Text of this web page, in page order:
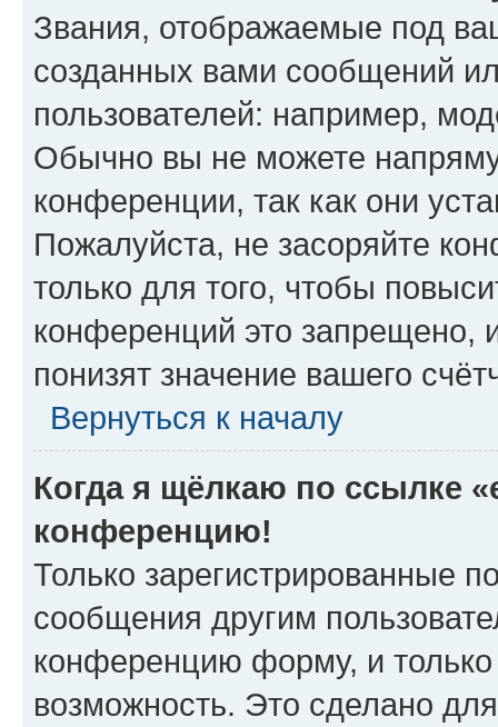
Звания, отображаемые под
созданных вами сообщений
пользователей: например,
Обычно вы не можете
конференции, так как они
Пожалуйста, не засоряйте
только для того, чтобы
конференций это запрещено,
понизят значение вашего
Вернуться к началу
Когда я щёлкаю по ссылке
конференцию!
Только зарегистрированные
сообщения другим
конференцию форму, и
возможность. Это сделано